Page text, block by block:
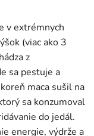
v extrémnych
(viac ako 3
z
sa pestuje a
maca sušil na
sa konzumoval
do jedál.
energie, výdrže a